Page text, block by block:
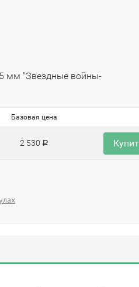
мм "Звездные войны-
Базовая цена
2 530 Р